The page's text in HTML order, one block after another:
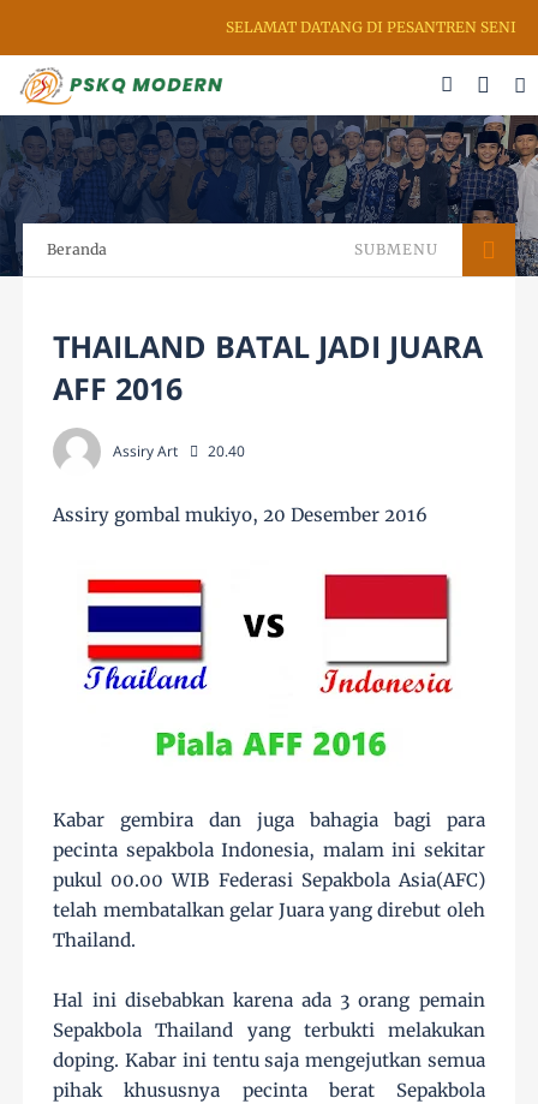
SELAMAT DATANG DI PESANTREN SENI
Beranda SUBMENU
THAILAND BATAL JADI JUARA
AFF 2016
Assiry Art 20.40
Assiry gombal mukiyo, 20 Desember 2016
Kabar gembira dan juga bahagia bagi para
pecinta sepakbola Indonesia, malam ini sekitar
pukul 00.00 WIB Federasi Sepakbola Asia(AFC)
telah membatalkan gelar Juara yang direbut oleh
Thailand.
Hal ini disebabkan karena ada 3 orang pemain
Sepakbola Thailand yang terbukti melakukan
doping. Kabar ini tentu saja mengejutkan semua
pihak khususnya pecinta berat Sepakbola